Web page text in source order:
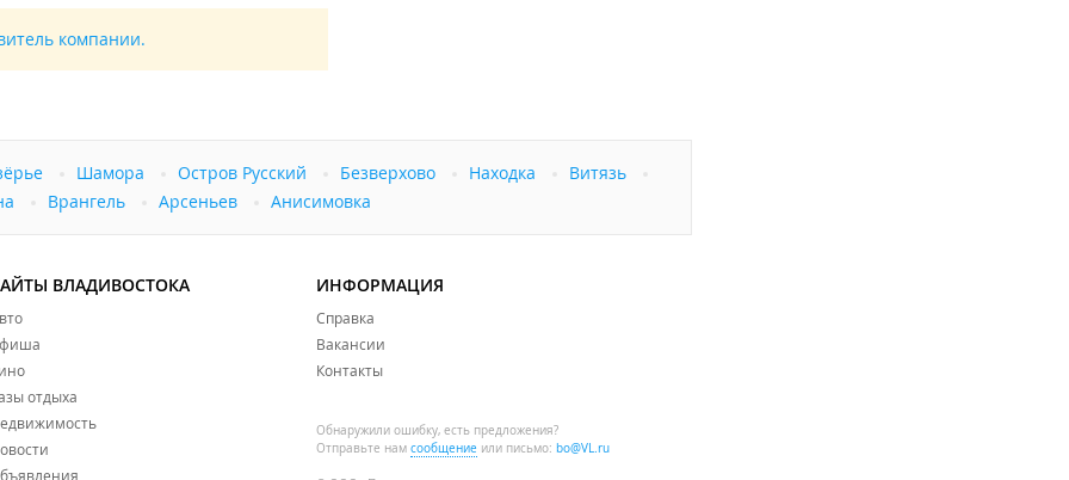
компании.
Шамора Остров Русский Безверхово Находка
Витязь
Врангель Арсеньев Анисимовка
ВЛАДИВОСТОКА
отдыха
ИНФОРМАЦИЯ
Справка
Вакансии
Контакты
Обнаружили ошибку, есть предложения?
Отправьте нам сообщение или письмо: bo@VL.ru